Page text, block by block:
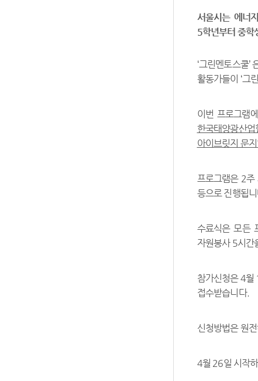
서울시는 에너
5학년부터 중학
‘그린멘토스쿨
활동가들이 ‘그
이번 프로그램
한국태양광산
아이브릿지 문
프로그램은 2주
등으로 진행됩
수료식은 모든
자원봉사 5시간
참가신청은 4월
접수받습니다.
신청방법은 원
4월 26일 시작